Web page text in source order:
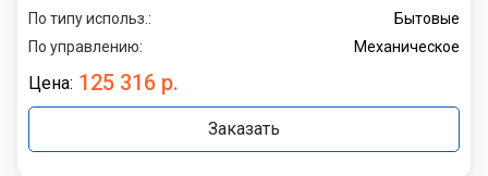
По типу использ.:
Бытовые
По управлению:
Механическое
Цена: 125 316 р.
Заказать